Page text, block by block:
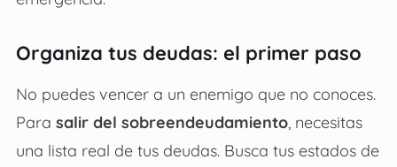
Organiza tus deudas: el primer paso
No puedes vencer a un enemigo que no conoces.
Para salir del sobreendeudamiento, necesitas
una lista real de tus deudas. Busca tus estados de